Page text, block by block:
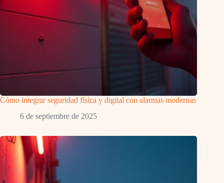
Cómo integrar seguridad física y digital con alarmas modernas
6 de septiembre de 2025